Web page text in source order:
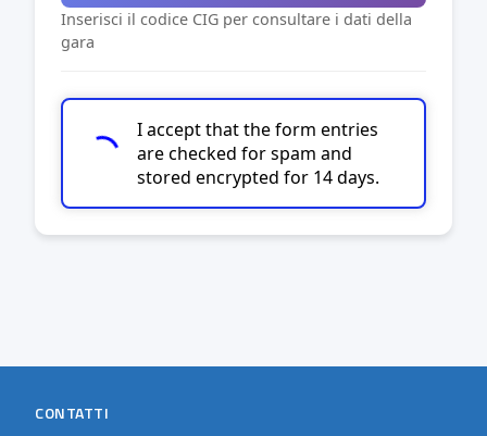
Inserisci il codice CIG per consultare i dati della
gara
I accept that the form entries
are checked for spam and
stored encrypted for 14 days.
CONTATTI